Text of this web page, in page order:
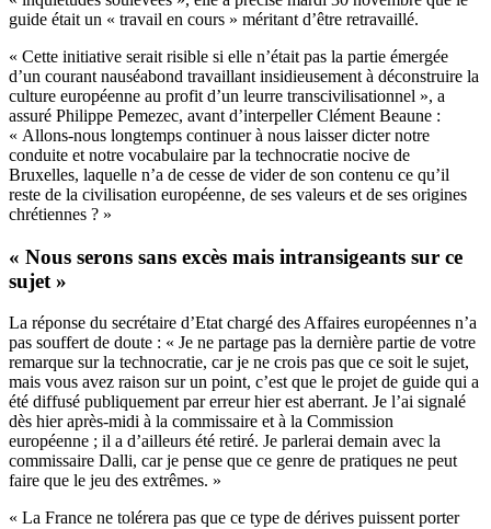
guide était un « travail en cours » méritant d’être retravaillé.
« Cette initiative serait risible si elle n’était pas la partie émergée
d’un courant nauséabond travaillant insidieusement à déconstruire la
culture européenne au profit d’un leurre transcivilisationnel », a
assuré Philippe Pemezec, avant d’interpeller Clément Beaune :
« Allons-nous longtemps continuer à nous laisser dicter notre
conduite et notre vocabulaire par la technocratie nocive de
Bruxelles, laquelle n’a de cesse de vider de son contenu ce qu’il
reste de la civilisation européenne, de ses valeurs et de ses origines
chrétiennes ? »
« Nous serons sans excès mais intransigeants sur ce
sujet »
La réponse du secrétaire d’Etat chargé des Affaires européennes n’a
pas souffert de doute : « Je ne partage pas la dernière partie de votre
remarque sur la technocratie, car je ne crois pas que ce soit le sujet,
mais vous avez raison sur un point, c’est que le projet de guide qui a
été diffusé publiquement par erreur hier est aberrant. Je l’ai signalé
dès hier après-midi à la commissaire et à la Commission
européenne ; il a d’ailleurs été retiré. Je parlerai demain avec la
commissaire Dalli, car je pense que ce genre de pratiques ne peut
faire que le jeu des extrêmes. »
« La France ne tolérera pas que ce type de dérives puissent porter